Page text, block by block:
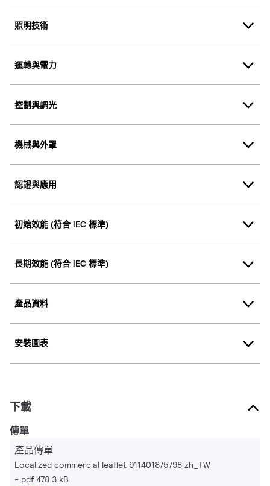
照明技術
運轉與電力
控制與調光
機械與外罩
認證與應用
初始效能 (符合 IEC 標準)
長期效能 (符合 IEC 標準)
產品資料
安裝圖表
下載
傳單
產品傳單
Localized commercial leaflet 911401875798 zh_TW
pdf 478.3 kB